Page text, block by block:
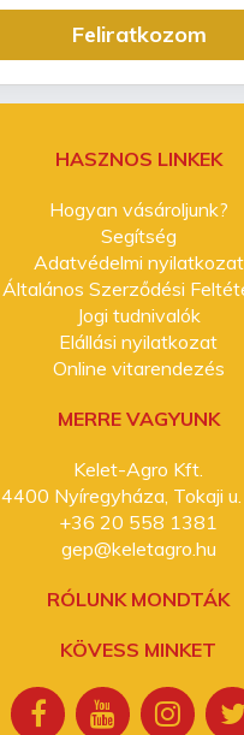
Feliratkozom
HASZNOS LINKEK
Hogyan vásároljunk?
Segítség
Adatvédelmi nyilatkozat
Általános Szerződési
Jogi tudnivalók
Elállási nyilatkozat
Online vitarendezés
MERRE VAGYUNK
Kelet-Agro Kft.
4400 Nyíregyháza, Tokaji
+36 20 558 1381
gep@keletagro.hu
RÓLUNK MONDTÁK
KÖVESS MINKET